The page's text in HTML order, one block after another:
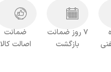
7 روز ضمانت
بازگشت
ضمانت
اصالت کالا